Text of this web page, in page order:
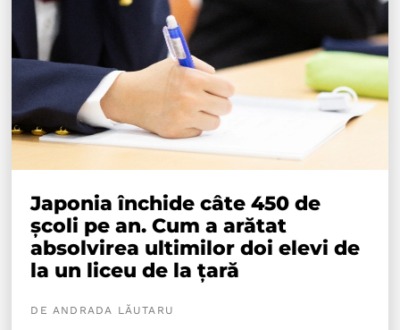
Japonia închide câte 450 de
școli pe an. Cum a arătat
absolvirea ultimilor doi elevi de
la un liceu de la țară
DE ANDRADA LĂUTARU